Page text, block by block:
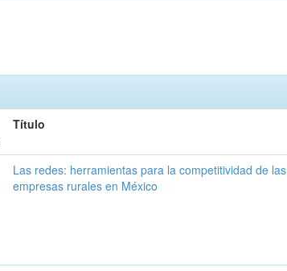
Título
Las redes: herramientas para la competitividad de las
empresas rurales en México